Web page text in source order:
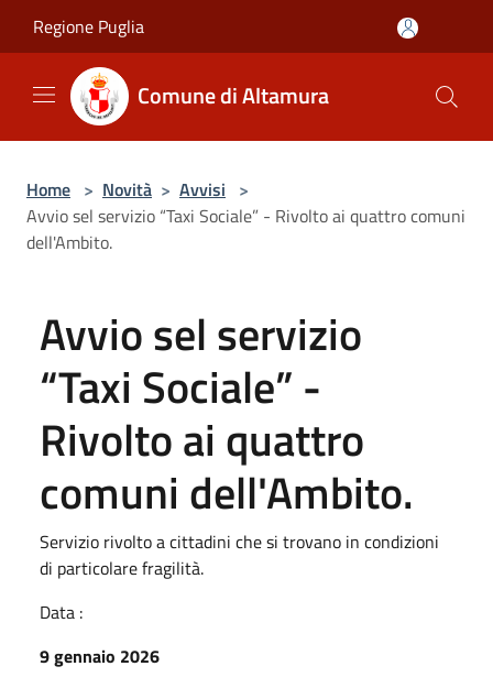
Regione Puglia
Comune di Altamura
Home > Novità > Avvisi >
Avvio sel servizio “Taxi Sociale” - Rivolto ai quattro comuni
dell'Ambito.
Avvio sel servizio
“Taxi Sociale” -
Rivolto ai quattro
comuni dell'Ambito.
Servizio rivolto a cittadini che si trovano in condizioni
di particolare fragilità.
Data :
9 gennaio 2026